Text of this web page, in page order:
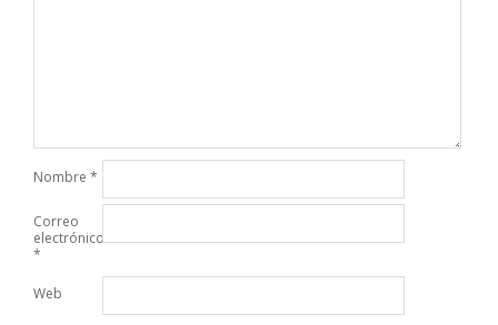
Nombre *
Correo
electrónico
*
Web